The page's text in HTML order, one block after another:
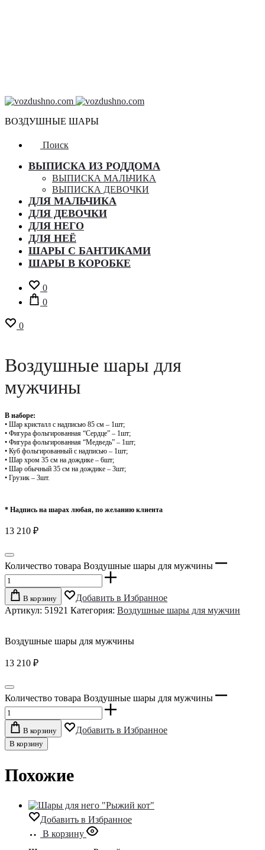
ВОЗДУШНЫЕ ШАРЫ
Поиск
ВЫПИСКА ИЗ РОДДОМА
ВЫПИСКА МАЛЬЧИКА
ВЫПИСКА ДЕВОЧКИ
ДЛЯ МАЛЬЧИКА
ДЛЯ ДЕВОЧКИ
ДЛЯ НЕГО
ДЛЯ НЕЁ
ШАРЫ С БАНТИКАМИ
ШАРЫ В КОРОБКЕ
0
0
0
Воздушные шары для
мужчины
В наборе:
• Шар кристалл с надписью 85 см – 1шт;
• Фигура фольгированная “Сердце” – 1шт;
• Фигура фольгированная “Медведь” – 1шт;
• Куб фольгированный с надписью – 1шт;
• Шар хром 35 см на дождике – 6шт;
• Шар обычный 35 см на дождике – 3шт;
• Грузик – 3шт.
* Надпись на шарах любая, по желанию клиента
13 210 ₽
Количество товара Воздушные шары для мужчины
В корзину
Добавить в Избранное
Артикул: 51921 Категория: Воздушные шары для мужчин
Воздушные шары для мужчины
13 210 ₽
Количество товара Воздушные шары для мужчины
В корзину Добавить в Избранное
В корзину
Похожие
Добавить в Избранное
В корзину